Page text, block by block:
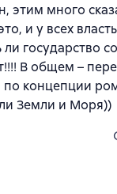
этим много
и у всех
ли государство
В общем –
по концепции
Земли и Моря))